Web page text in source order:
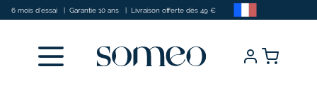
Allez au contenu
6 mois d’essai | Garantie 10 ans | Livraison offerte dès 49 €